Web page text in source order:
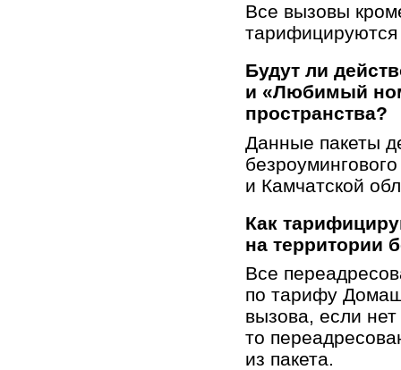
Все вызовы
тарифицируются
Будут ли
и «Любимый
пространства?
Данные пакеты
и Камчатской
Как
на территории
Все
по тарифу
вызова, если
то
из пакета.